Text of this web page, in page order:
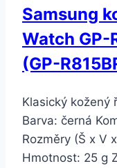
Samsung
Watch GP-
(GP-
Klasický kožený
Barva: černá
Rozměry (Š x V
Hmotnost: 25 g